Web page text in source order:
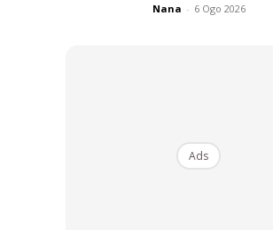
Nana - 6 Ogo 2026
Ads